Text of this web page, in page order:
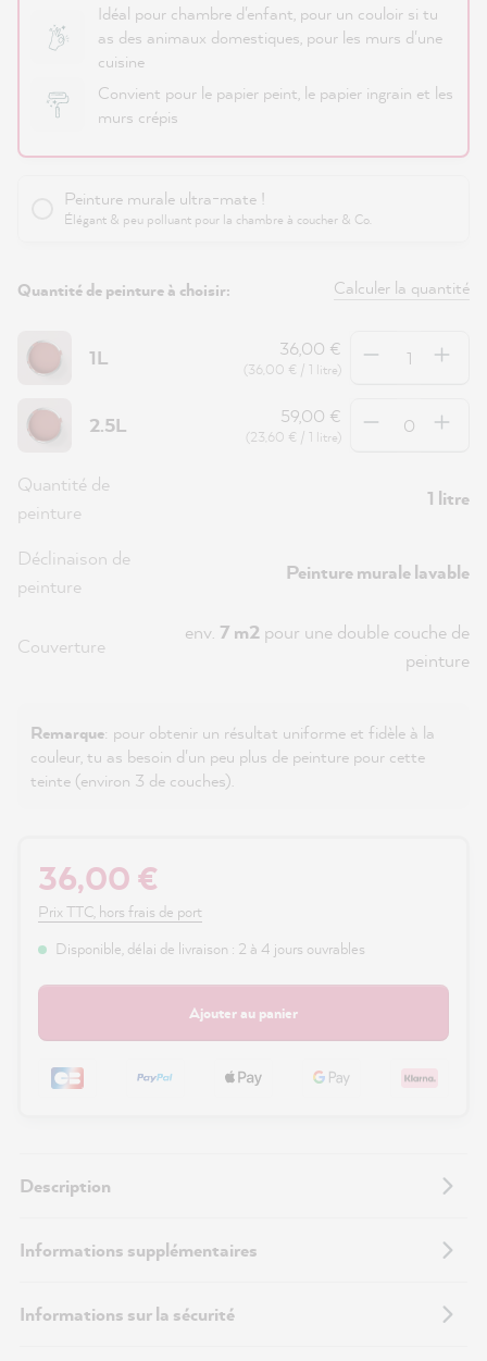
Idéal pour chambre d'enfant, pour un couloir si tu
as des animaux domestiques, pour les murs d'une
cuisine
Convient pour le papier peint, le papier ingrain et les
murs crépis
Peinture murale ultra-mate !
Élégant & peu polluant pour la chambre à coucher & Co.
Quantité de peinture à choisir: Calculer la quantité
1L 36,00 €
(36,00 € / 1 litre)
2.5L 59,00 €
(23,60 € / 1 litre)
Quantité de
peinture
1 litre
Déclinaison de
peinture
Peinture murale lavable
Couverture
env. 7 m2 pour une double couche de
peinture
Remarque: pour obtenir un résultat uniforme et fidèle à la
couleur, tu as besoin d'un peu plus de peinture pour cette
teinte (environ 3 de couches).
36,00 €
Prix TTC, hors frais de port
Disponible, délai de livraison : 2 à 4 jours ouvrables
Ajouter au panier
Description
Informations supplémentaires
Informations sur la sécurité